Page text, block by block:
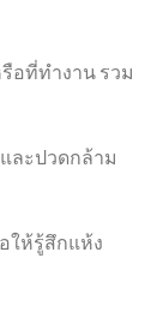
อที่ทำงาน รวม
ละปวดกล้าม
ให้รู้สึกแห้ง